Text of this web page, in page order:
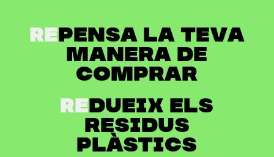
Repensa la teva
manera de
comprar
Redueix els
residus
plàstics